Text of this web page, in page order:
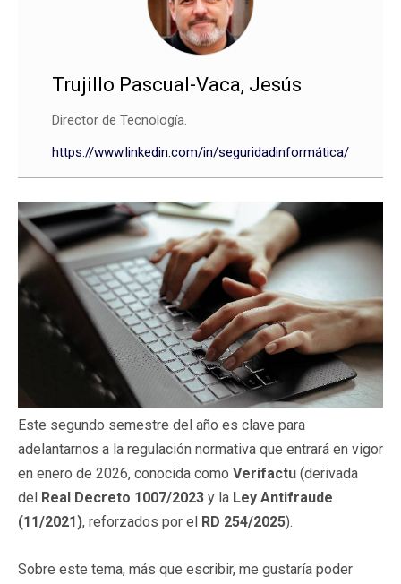
Trujillo Pascual-Vaca, Jesús
Director de Tecnología.
https://www.linkedin.com/in/seguridadinformática/
Este segundo semestre del año es clave para
adelantarnos a la regulación normativa que entrará en vigor
en enero de 2026, conocida como Verifactu (derivada
del Real Decreto 1007/2023 y la Ley Antifraude
(11/2021), reforzados por el RD 254/2025).
Sobre este tema, más que escribir, me gustaría poder